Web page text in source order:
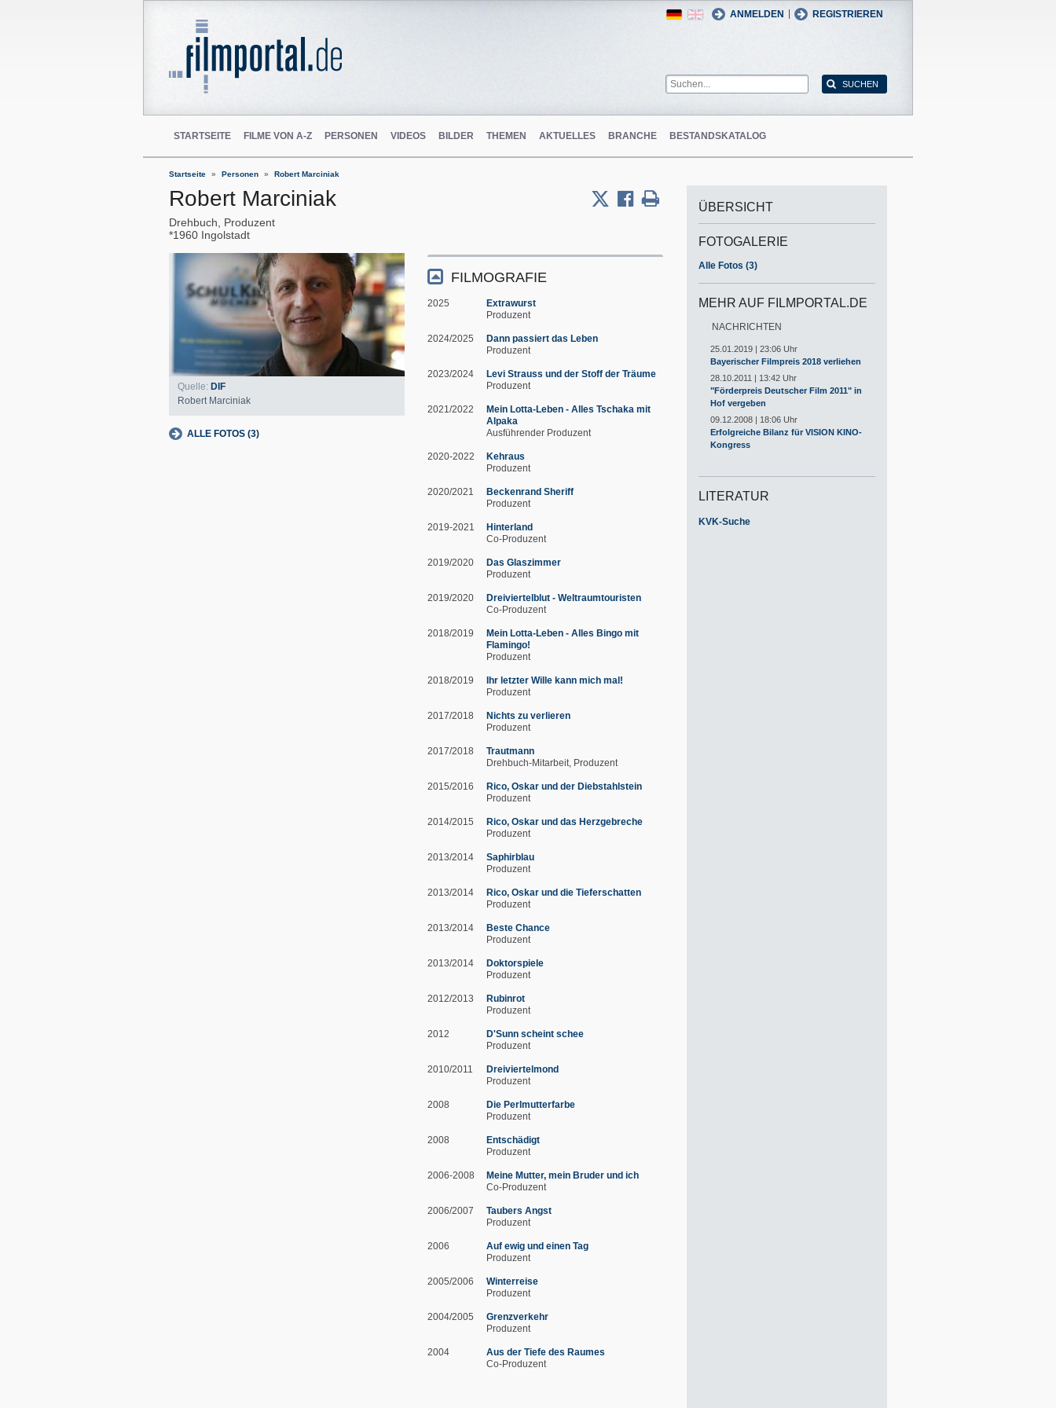
ANMELDEN REGISTRIEREN
English
German
STARTSEITE FILME VON A-Z PERSONEN VIDEOS BILDER THEMEN AKTUELLES BRANCHE BESTANDSKATALOG
Startseite Personen Robert Marciniak
Robert Marciniak
Drehbuch, Produzent
1960 Ingolstadt
Quelle: DIF
Robert Marciniak
ALLE FOTOS (3)
FILMOGRAFIE
2025
Extrawurst
Produzent
2024/2025
Dann passiert das Leben
Produzent
2023/2024
Levi Strauss und der Stoff der Träume
Produzent
2021/2022
Mein Lotta-Leben - Alles Tschaka mit
Alpaka
Ausführender Produzent
2020-2022
Kehraus
Produzent
2020/2021
Beckenrand Sheriff
Produzent
2019-2021
Hinterland
Co-Produzent
2019/2020
Das Glaszimmer
Produzent
2019/2020
Dreiviertelblut - Weltraumtouristen
Co-Produzent
2018/2019
Mein Lotta-Leben - Alles Bingo mit
Flamingo!
Produzent
2018/2019
Ihr letzter Wille kann mich mal!
Produzent
2017/2018
Nichts zu verlieren
Produzent
2017/2018
Trautmann
Drehbuch-Mitarbeit Produzent
2015/2016
Rico, Oskar und der Diebstahlstein
Produzent
2014/2015
Rico, Oskar und das Herzgebreche
Produzent
2013/2014
Saphirblau
Produzent
2013/2014
Rico, Oskar und die Tieferschatten
Produzent
2013/2014
Beste Chance
Produzent
2013/2014
Doktorspiele
Produzent
2012/2013
Rubinrot
Produzent
2012
D'Sunn scheint schee
Produzent
2010/2011
Dreiviertelmond
Produzent
2008
Die Perlmutterfarbe
Produzent
2008
Entschädigt
Produzent
2006-2008
Meine Mutter, mein Bruder und ich
Co-Produzent
2006/2007
Taubers Angst
Produzent
2006
Auf ewig und einen Tag
Produzent
2005/2006
Winterreise
Produzent
2004/2005
Grenzverkehr
Produzent
2004
Aus der Tiefe des Raumes
Co-Produzent
ÜBERSICHT
FOTOGALERIE
Alle Fotos (3)
MEHR AUF FILMPORTAL.DE
NACHRICHTEN
25.01.2019 | 23:06 Uhr
Bayerischer Filmpreis 2018 verliehen
28.10.2011 | 13:42 Uhr
"Förderpreis Deutscher Film 2011" in
Hof vergeben
09.12.2008 | 18:06 Uhr
Erfolgreiche Bilanz für VISION KINO-
Kongress
LITERATUR
KVK-Suche